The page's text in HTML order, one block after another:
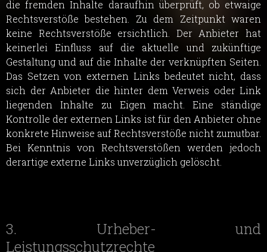
die fremden Inhalte daraufhin überprüft, ob etwaige
Rechtsverstöße bestehen. Zu dem Zeitpunkt waren
keine Rechtsverstöße ersichtlich. Der Anbieter hat
keinerlei Einfluss auf die aktuelle und zukünftige
Gestaltung und auf die Inhalte der verknüpften Seiten.
Das Setzen von externen Links bedeutet nicht, dass
sich der Anbieter die hinter dem Verweis oder Link
liegenden Inhalte zu Eigen macht. Eine ständige
Kontrolle der externen Links ist für den Anbieter ohne
konkrete Hinweise auf Rechtsverstöße nicht zumutbar.
Bei Kenntnis von Rechtsverstößen werden jedoch
derartige externe Links unverzüglich gelöscht.
3. Urheber- und
Leistungsschutzrechte